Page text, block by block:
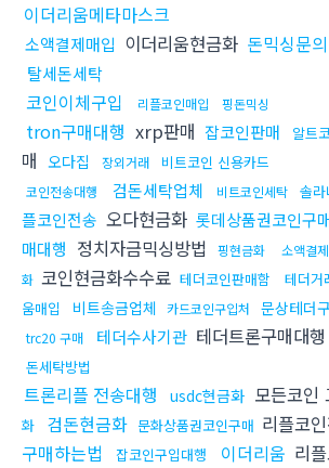
이더리움메타마스크
소액결제매입 이더리움현금화 돈믹싱문의
탈세돈세탁
코인이체구입 리플코인매입 핑돈믹싱
tron구매대행 xrp판매 잡코인판매 알트
매 오다집 장외거래 비트코인 신용카드
코인전송대행 검돈세탁업체 비트코인세탁 솔라
플코인전송 오다현금화 롯데상품권코인구
매대행 정치자금믹싱방법 핑현금화 소액결
화 코인현금화수수료 테더코인판매함 테더거
움매입
비트송금업체 카드코인구입처 문상테더
trc20 구매 테더수사기관 테더트론구매대행
돈세탁방법
트론리플 전송대행 usdc현금화 모든코인
화
검돈현금화 문화상품권코인구매 리플코
구매하는법
잡코인구입대행 이더리움 리